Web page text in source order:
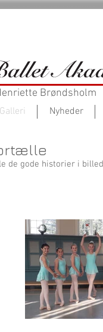
Brøndsholm
Galleri Nyheder
de gode historier i